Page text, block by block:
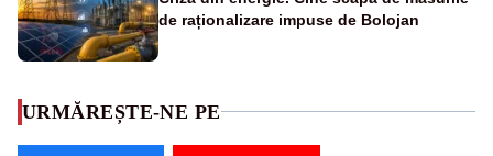
de raționalizare impuse de Bolojan
URMĂREȘTE-NE PE